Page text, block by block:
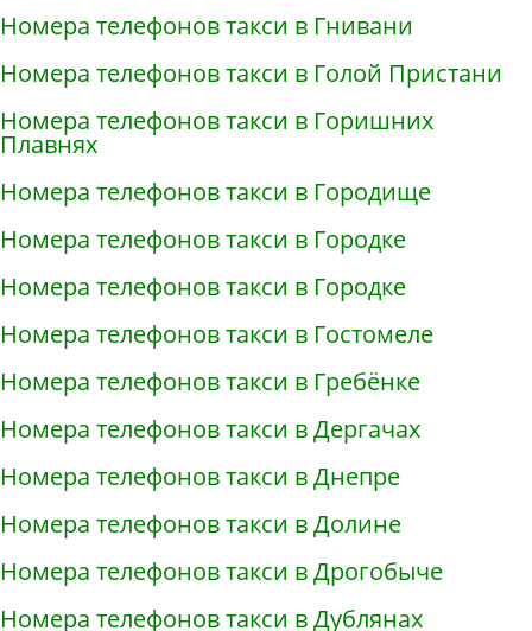
Номера телефонов такси в Гнивани
Номера телефонов такси в Голой Пристани
Номера телефонов такси в Горишних
Плавнях
Номера телефонов такси в Городище
Номера телефонов такси в Городке
Номера телефонов такси в Городке
Номера телефонов такси в Гостомеле
Номера телефонов такси в Гребёнке
Номера телефонов такси в Дергачах
Номера телефонов такси в Днепре
Номера телефонов такси в Долине
Номера телефонов такси в Дрогобыче
Номера телефонов такси в Дублянах